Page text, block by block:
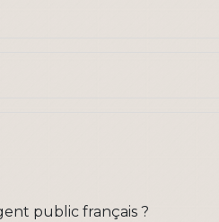
public français ?